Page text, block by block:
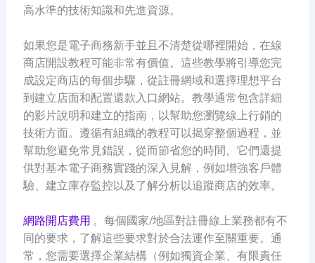
高水準的技術知識和先進資源。
如果您是電子商務新手並且不清楚從哪裡開始，在線
商店開設教程可能非常有價值。這些教學將引導您完
成設定商店的每個步驟，從註冊網域和選擇理想平台
到建立店面和配置還款入口網站。教學通常包含詳細
的影片說明和建立的指南，以幫助您瀏覽線上行銷的
技術方面。遵循有組織的教程可以揭穿整個過程，並
幫助您避免常見錯誤，從而節省您的時間。它們還提
供對基本電子商務實踐的深入見解，例如增強客戶體
驗、建立庫存監控以及了解分析以追蹤商店的效率。
網路開店費用 。每個國家/地區對註冊線上業務都有不
同的要求，了解這些要求對於合法運作至關重要。通
常，您需要選擇企業結構（例如獨資企業、有限責任